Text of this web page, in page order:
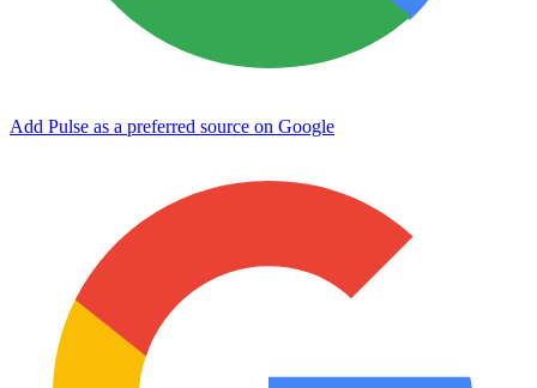
Add Pulse as a preferred source on Google